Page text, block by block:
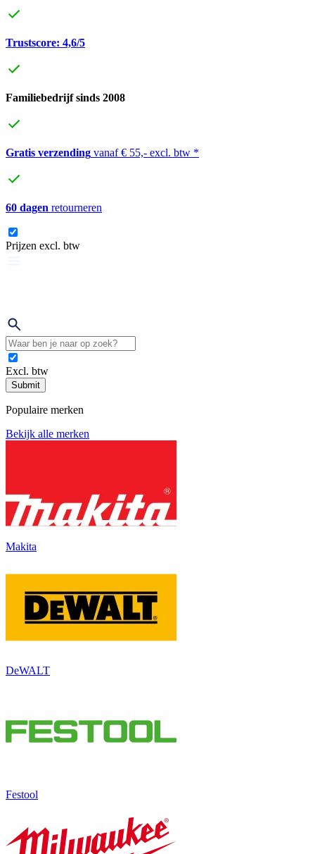
Trustscore: 4,6/5
Familiebedrijf sinds 2008
Gratis verzending vanaf € 55,- excl. btw *
60 dagen retourneren
Prijzen excl. btw
Excl. btw
Submit
Populaire merken
Bekijk alle merken
Makita
DeWALT
Festool